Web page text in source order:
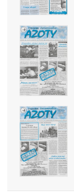
13
14
15
16
17
18